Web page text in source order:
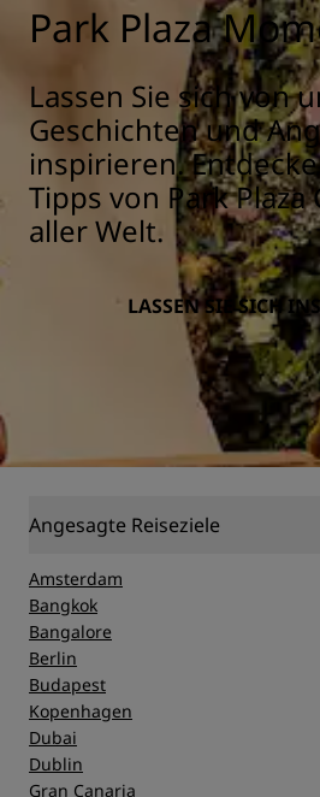
Park Plaza
Lassen Sie sich von
Geschichten und
inspirieren.
Tipps von Park Plaza
aller Welt.
LASSEN SIE SICH
Angesagte Reiseziele
Amsterdam
Bangkok
Bangalore
Berlin
Budapest
Kopenhagen
Dubai
Dublin
Gran Canaria